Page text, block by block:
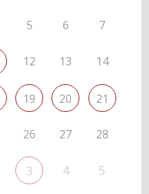
5 6 7
12 13 14
19 20 21
26 27 28
3 4 5